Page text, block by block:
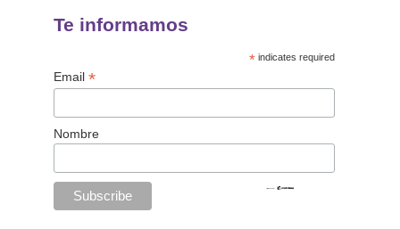
Te informamos
*indicates required
Email *
Nombre